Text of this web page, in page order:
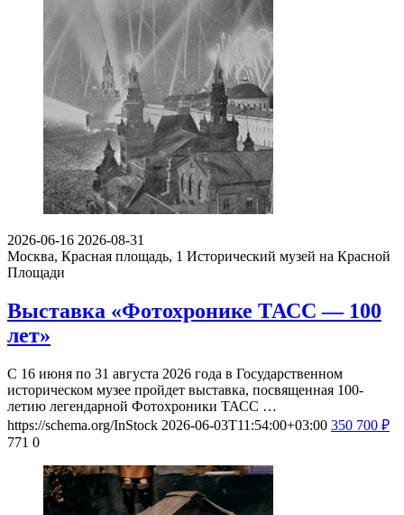
2026-06-16 2026-08-31
Москва, Красная площадь, 1 Исторический музей на Красной
Площади
Выставка «Фотохронике ТАСС — 100
лет»
С 16 июня по 31 августа 2026 года в Государственном
историческом музее пройдет выставка, посвященная 100-
летию легендарной Фотохроники ТАСС …
https://schema.org/InStock 2026-06-03T11:54:00+03:00 350 700 ₽
771 0